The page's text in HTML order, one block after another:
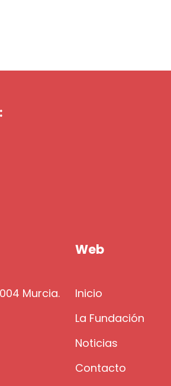
Murcia.
Web
Inicio
La Fundación
Noticias
Contacto